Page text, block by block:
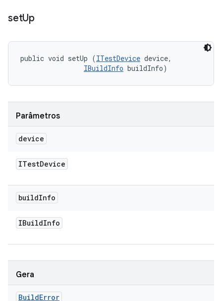
setUp
public void setUp (ITestDevice device,
IBuildInfo buildInfo)
Parâmetros
device
ITestDevice
buildInfo
IBuildInfo
Gera
BuildError